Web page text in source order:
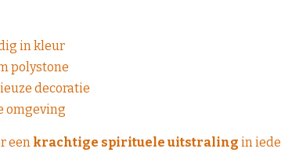
in kleur
polystone
decoratie
omgeving
een krachtige spirituele uitstraling in